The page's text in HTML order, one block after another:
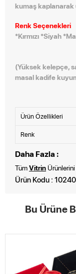
kumaş kaplanarak
Renk Seçenekleri
*Kırmızı *Siyah
(Yüksek kelepçe,
masal kadife
Ürün Özellikleri
Renk
Daha Fazla :
TümVitrin
Ürün Kodu :
Bu Ürüne